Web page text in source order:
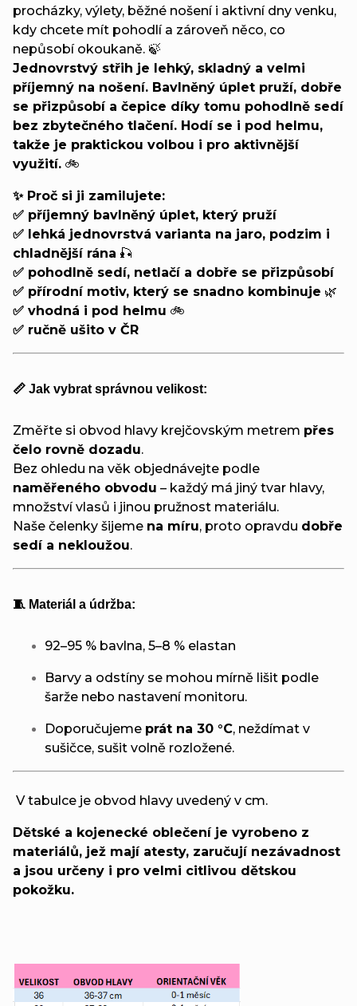
procházky, výlety, běžné nošení i aktivní dny venku,
kdy chcete mít pohodlí a zároveň něco, co
nepůsobí okoukaně. 🍃
Jednovrstvý střih je lehký, skladný a velmi
příjemný na nošení. Bavlněný úplet pruží, dobře
se přizpůsobí a čepice díky tomu pohodlně sedí
bez zbytečného tlačení. Hodí se i pod helmu,
takže je praktickou volbou i pro aktivnější
využití. 🚲
✨ Proč si ji zamilujete:
✅ příjemný bavlněný úplet, který pruží
✅ lehká jednovrstvá varianta na jaro, podzim i
chladnější rána 🎣
✅ pohodlně sedí, netlačí a dobře se přizpůsobí
✅ přírodní motiv, který se snadno kombinuje 🌿
✅ vhodná i pod helmu 🚲
✅ ručně ušito v ČR
📏 Jak vybrat správnou velikost:
Změřte si obvod hlavy krejčovským metrem přes
čelo rovně dozadu.
Bez ohledu na věk objednávejte podle
naměřeného obvodu – každý má jiný tvar hlavy,
množství vlasů i jinou pružnost materiálu.
Naše čelenky šijeme na míru, proto opravdu dobře
sedí a nekloužou.
🧵 Materiál a údržba:
92–95 % bavlna, 5–8 % elastan
Barvy a odstíny se mohou mírně lišit podle
šarže nebo nastavení monitoru.
Doporučujeme prát na 30 °C, neždímat v
sušičce, sušit volně rozložené.
V tabulce je obvod hlavy uvedený v cm.
Dětské a kojenecké oblečení je vyrobeno z
materiálů, jež mají atesty, zaručují nezávadnost
a jsou určeny i pro velmi citlivou dětskou
pokožku.